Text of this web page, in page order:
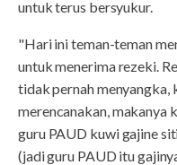
untuk terus bersyukur.
"Hari ini teman-teman
untuk menerima rezeki.
tidak pernah menyangka,
merencanakan, makanya
guru PAUD kuwi gajine
(jadi guru PAUD itu